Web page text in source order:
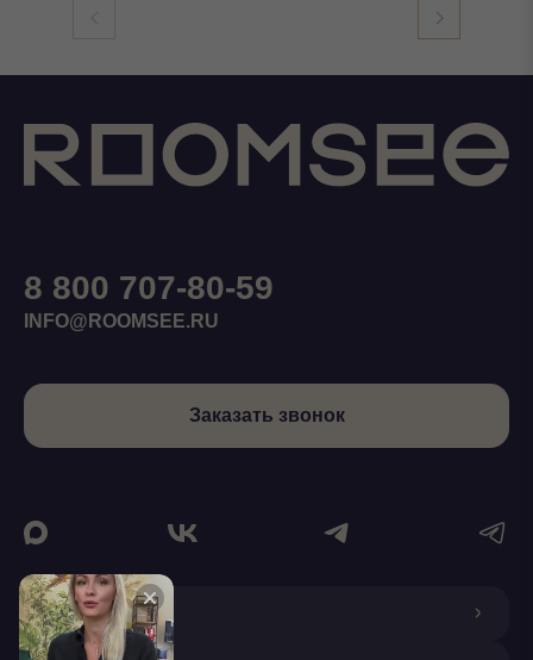
О КОМПАНИИ
8 800 707-80-59
INFO@ROOMSEE.RU
Заказать звонок